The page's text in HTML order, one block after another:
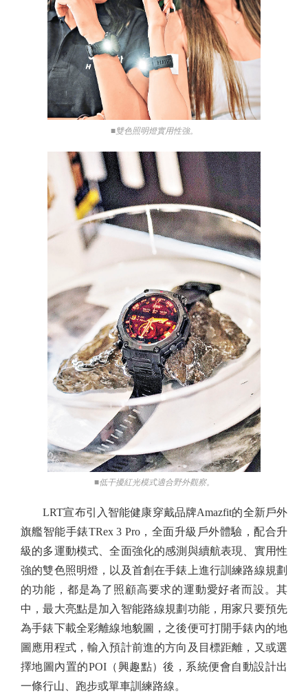
■雙色照明燈實用性強。
■低干擾紅光模式適合野外觀察。
LRT宣布引入智能健康穿戴品牌Amazfit的全新戶外
旗艦智能手錶TRex 3 Pro，全面升級戶外體驗，配合升
級的多運動模式、全面強化的感測與續航表現、實用性
強的雙色照明燈，以及首創在手錶上進行訓練路線規劃
的功能，都是為了照顧高要求的運動愛好者而設。其
中，最大亮點是加入智能路線規劃功能，用家只要預先
為手錶下載全彩離線地貌圖，之後便可打開手錶內的地
圖應用程式，輸入預計前進的方向及目標距離，又或選
擇地圖內置的POI（興趣點）後，系統便會自動設計出
一條行山、跑步或單車訓練路線。